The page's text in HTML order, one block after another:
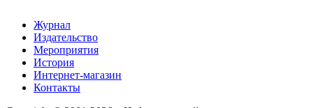
Журнал
Издательство
Мероприятия
История
Интернет-магазин
Контакты